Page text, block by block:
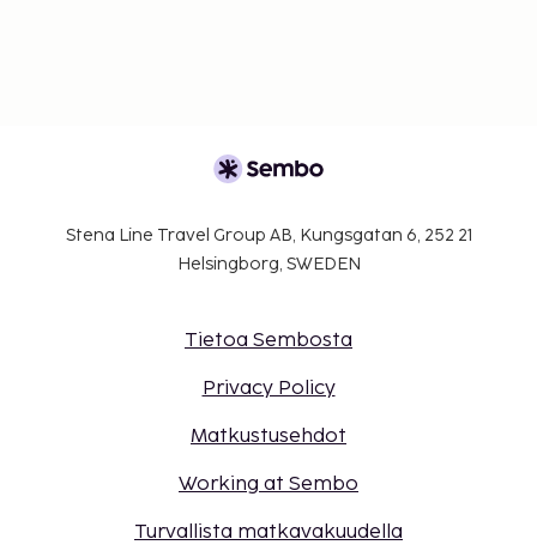
Stena Line Travel Group AB, Kungsgatan 6, 252 21
Helsingborg, SWEDEN
Tietoa Sembosta
Privacy Policy
Matkustusehdot
Working at Sembo
Turvallista matkavakuudella